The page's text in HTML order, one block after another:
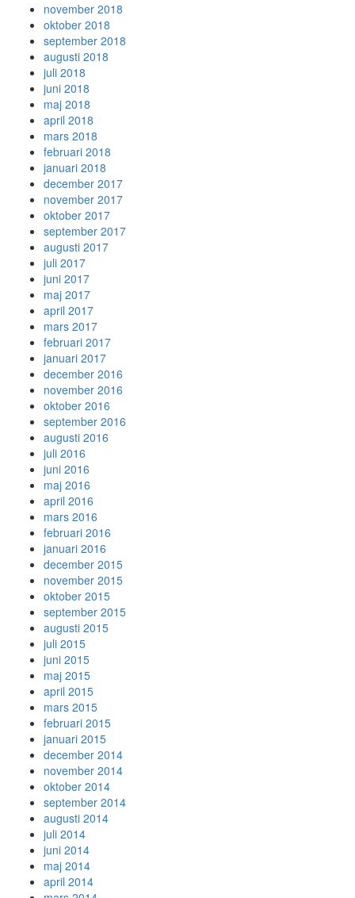
november 2018
oktober 2018
september 2018
augusti 2018
juli 2018
juni 2018
maj 2018
april 2018
mars 2018
februari 2018
januari 2018
december 2017
november 2017
oktober 2017
september 2017
augusti 2017
juli 2017
juni 2017
maj 2017
april 2017
mars 2017
februari 2017
januari 2017
december 2016
november 2016
oktober 2016
september 2016
augusti 2016
juli 2016
juni 2016
maj 2016
april 2016
mars 2016
februari 2016
januari 2016
december 2015
november 2015
oktober 2015
september 2015
augusti 2015
juli 2015
juni 2015
maj 2015
april 2015
mars 2015
februari 2015
januari 2015
december 2014
november 2014
oktober 2014
september 2014
augusti 2014
juli 2014
juni 2014
maj 2014
april 2014